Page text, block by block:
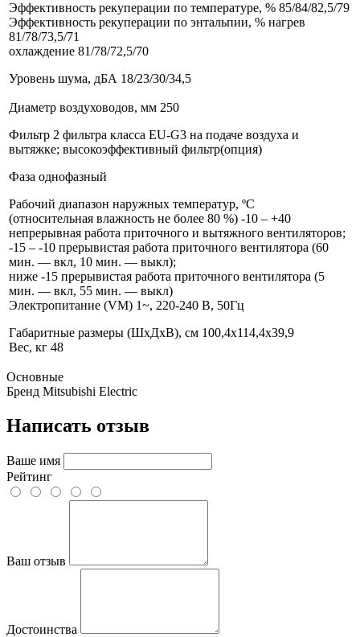
Эффективность рекуперации по температуре, % 85/84/82,5/79
Эффективность рекуперации по энтальпии, % нагрев
81/78/73,5/71
охлаждение 81/78/72,5/70
Уровень шума, дБА 18/23/30/34,5
Диаметр воздуховодов, мм 250
Фильтр 2 фильтра класса EU-G3 на подаче воздуха и
вытяжке; высокоэффективный фильтр(опция)
Фаза однофазный
Рабочий диапазон наружных температур, ºС
(относительная влажность не более 80 %) -10 – +40
непрерывная работа приточного и вытяжного вентиляторов;
-15 – -10 прерывистая работа приточного вентилятора (60
мин. — вкл, 10 мин. — выкл);
ниже -15 прерывистая работа приточного вентилятора (5
мин. — вкл, 55 мин. — выкл)
Электропитание (VM) 1~, 220-240 В, 50Гц
Габаритные размеры (ШxДxВ), см 100,4x114,4х39,9
Вес, кг 48
Основные
Бренд Mitsubishi Electric
Написать отзыв
Ваше имя
Рейтинг
Ваш отзыв
Достоинства